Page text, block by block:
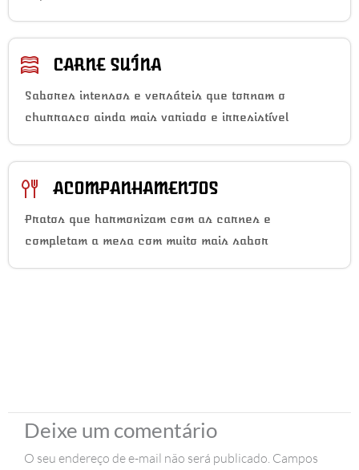
CARNE SUÍNA
Sabores intensos e versáteis que tornam o
churrasco ainda mais variado e irresistível
ACOMPANHAMENTOS
Pratos que harmonizam com as carnes e
completam a mesa com muito mais sabor
Deixe um comentário
O seu endereço de e-mail não será publicado. Campos